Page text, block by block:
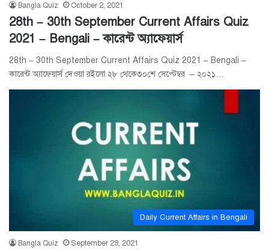
Bangla Quiz October 2, 2021
28th – 30th September Current Affairs Quiz
2021 – Bengali – কারেন্ট অ্যাফেয়ার্স
28th – 30th September Current Affairs Quiz 2021 – Bengali –
কারেন্ট অ্যাফেয়ার্স দেওয়া রইলো ২৮ থেকে৩০শে সেপ্টেম্বর – ২০২১…
Daily Current Affairs in Bengali
Bangla Quiz September 29, 2021